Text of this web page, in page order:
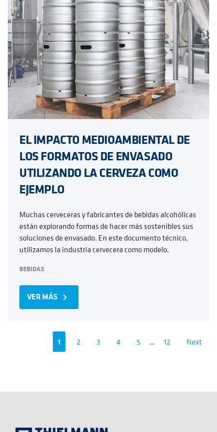
EL IMPACTO MEDIOAMBIENTAL DE
LOS FORMATOS DE ENVASADO
UTILIZANDO LA CERVEZA COMO
EJEMPLO
Muchas cerveceras y fabricantes de bebidas alcohólicas
están explorando formas de hacer más sostenibles sus
soluciones de envasado. En este documento técnico,
utilizamos la industria cervecera como modelo.
BEBIDAS
VER MÁS navigate_next
1 2 3 4 5 ... 12 Next